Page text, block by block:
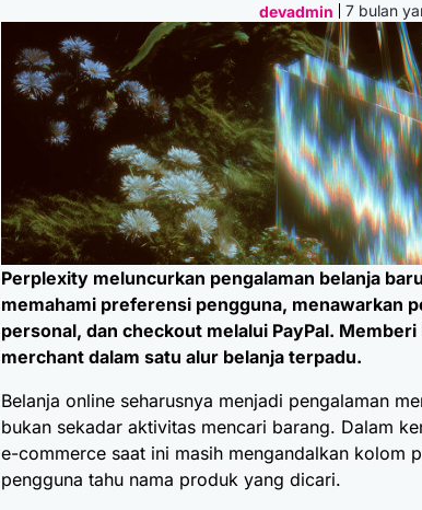
devadmin 7 bulan
Perplexity meluncurkan pengalaman belanja
memahami preferensi pengguna, menawarkan
personal, dan checkout melalui PayPal.
merchant dalam satu alur belanja terpadu.
Belanja online seharusnya menjadi pengalaman
bukan sekadar aktivitas mencari barang. Dalam
e-commerce saat ini masih mengandalkan kolom
pengguna tahu nama produk yang dicari.